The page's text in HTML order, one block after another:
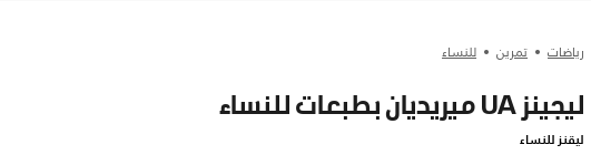
رياضات تمرين للنساء
ليجينز UA ميريديان بطبعات للنساء
ليقنز للنساء